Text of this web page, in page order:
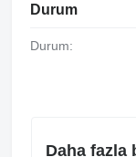
Durum
Durum:
Daha fazla